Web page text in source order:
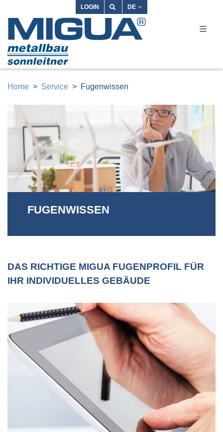
LOGIN DE
Home Service Fugenwissen
FUGENWISSEN
DAS RICHTIGE MIGUA FUGENPROFIL FÜR
IHR INDIVIDUELLES GEBÄUDE